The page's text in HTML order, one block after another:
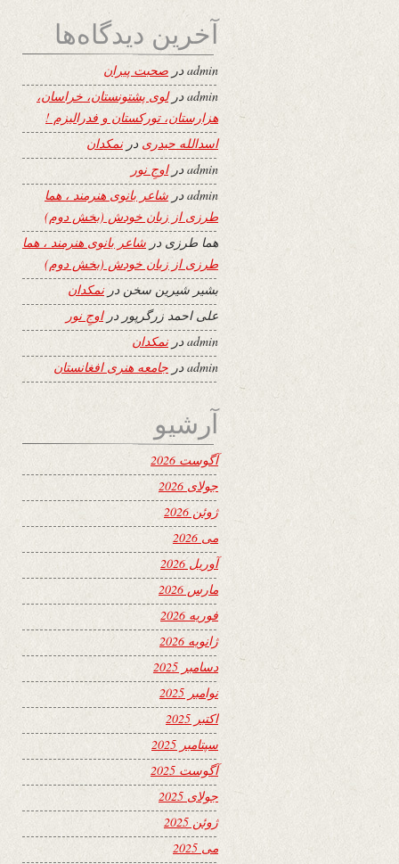
آخرین دیدگاه‌ها
adminدر صحبت پیران
admin درلوی پشتونستان، خراسان،
هزارستان، تورکستان و فدرالیزم !
اسدالله حیدری درنمکدان
adminدراوجِ نور
adminدر شاعر بانوی هنرمند ، هما
طرزی از زبان خودش (بخش دوم)
هما طرزی در شاعر بانوی هنرمند ، هما
طرزی از زبان خودش (بخش دوم)
بشیر شیرین سخن درنمکدان
علی احمد زرگرپور دراوجِ نور
adminدرنمکدان
admin در جامعه هنری افغانستان
آرشیو
آگوست 2026
جولای 2026
ژوئن 2026
می 2026
آوریل 2026
مارس 2026
فوریه 2026
ژانویه 2026
دسامبر 2025
نوامبر 2025
اکتبر 2025
سپتامبر 2025
آگوست 2025
جولای 2025
ژوئن 2025
می 2025